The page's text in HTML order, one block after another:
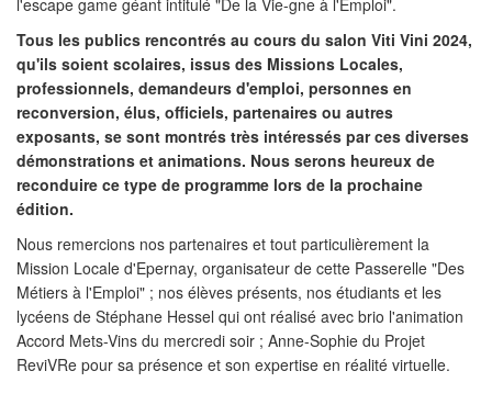
Tous les publics rencontrés au cours du salon Viti Vini 2024,
qu'ils soient scolaires, issus des Missions Locales,
professionnels, demandeurs d'emploi, personnes en
reconversion, élus, officiels, partenaires ou autres
exposants, se sont montrés très intéressés par ces diverses
démonstrations et animations. Nous serons heureux de
reconduire ce type de programme lors de la prochaine
édition.
Nous remercions nos partenaires et tout particulièrement la
Mission Locale d'Epernay, organisateur de cette Passerelle "Des
Métiers à l'Emploi" ; nos élèves présents, nos étudiants et les
lycéens de Stéphane Hessel qui ont réalisé avec brio l'animation
Accord Mets-Vins du mercredi soir ; Anne-Sophie du Projet
ReviVRe pour sa présence et son expertise en réalité virtuelle.